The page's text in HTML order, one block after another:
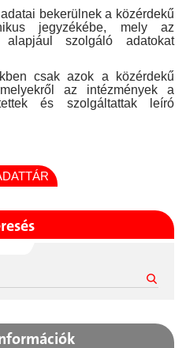
bekerülnek a közérdekű
jegyzékébe, mely az
alapjául szolgáló adatokat
csak azok a közérdekű
az intézmények a
és szolgáltattak leíró